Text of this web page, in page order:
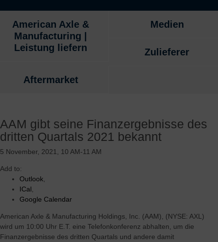
American Axle &
Manufacturing |
Leistung liefern
Medien
Zulieferer
Aftermarket
AAM gibt seine Finanzergebnisse des
dritten Quartals 2021 bekannt
5 November, 2021, 10 AM-11 AM
Add to:
Outlook
ICal
Google Calendar
American Axle & Manufacturing Holdings, Inc. (AAM), (NYSE: AXL)
wird um 10:00 Uhr E.T. eine Telefonkonferenz abhalten, um die
Finanzergebnisse des dritten Quartals und andere damit